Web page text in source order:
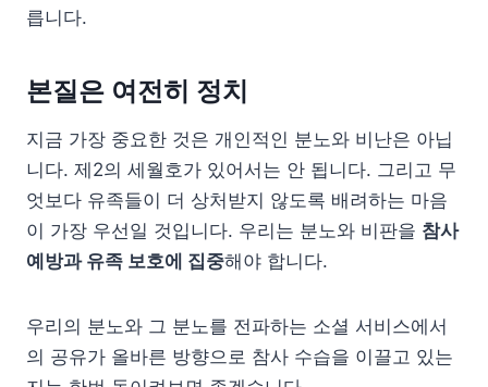
릅니다.
본질은 여전히 정치
지금 가장 중요한 것은 개인적인 분노와 비난은 아닙
니다. 제2의 세월호가 있어서는 안 됩니다. 그리고 무
엇보다 유족들이 더 상처받지 않도록 배려하는 마음
이 가장 우선일 것입니다. 우리는 분노와 비판을 참사
예방과 유족 보호에 집중해야 합니다.
우리의 분노와 그 분노를 전파하는 소셜 서비스에서
의 공유가 올바른 방향으로 참사 수습을 이끌고 있는